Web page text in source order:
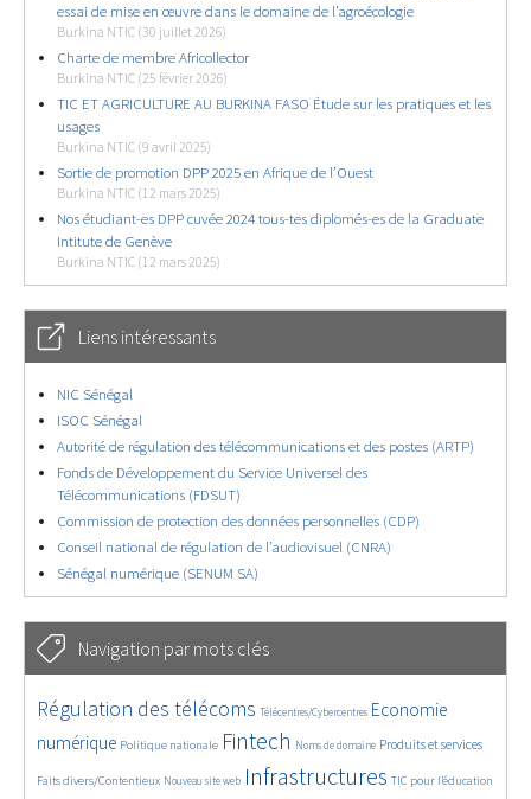
essai de mise en œuvre dans le domaine de l’agroécologie
Burkina NTIC (30 juillet 2026)
Charte de membre Africollector
Burkina NTIC (25 février 2026)
TIC ET AGRICULTURE AU BURKINA FASO Étude sur les pratiques et les
usages
Burkina NTIC (9 avril 2025)
Sortie de promotion DPP 2025 en Afrique de l’Ouest
Burkina NTIC (12 mars 2025)
Nos étudiant-es DPP cuvée 2024 tous-tes diplomés-es de la Graduate
Intitute de Genève
Burkina NTIC (12 mars 2025)
Liens intéressants
NIC Sénégal
ISOC Sénégal
Autorité de régulation des télécommunications et des postes (ARTP)
Fonds de Développement du Service Universel des
Télécommunications (FDSUT)
Commission de protection des données personnelles (CDP)
Conseil national de régulation de l’audiovisuel (CNRA)
Sénégal numérique (SENUM SA)
Navigation par mots clés
4689/5639
Régulation des télécoms
346/5639 Télécentres/Cybercentres
3749/5639
Economie
numérique
1854/5639 Politique nationale
5243/5639 Fintech
688/5639 Noms de domaine
2447/5639 Produits et services
1574/5639
Faits divers/Contentieux Nouveau site web Infrastructures TIC pour l’éducation